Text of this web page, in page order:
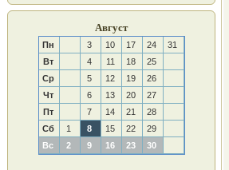
Август
Пн 3 10 17 24
31
Вт
4 11 18
25
Ср
5 12 19
26
Чт
6 13 20
27
Пт
7 14 21
28
Сб
1 8 15 22
29
Вс
2 9 16 23 30